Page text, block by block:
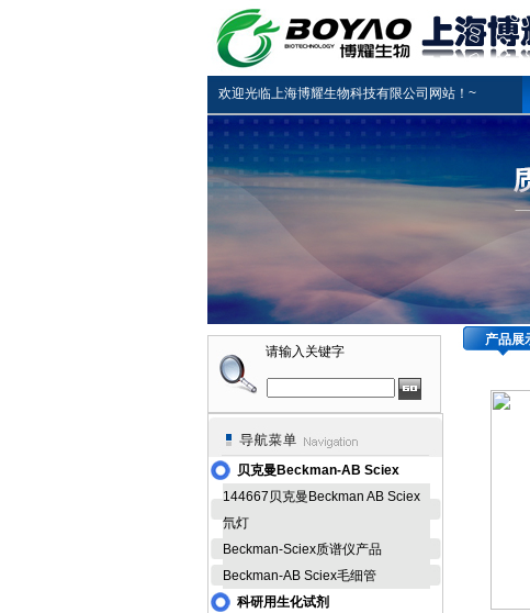
欢迎光临上海博耀生物科技有限公司网站！~
请输入关键字
贝克曼Beckman-AB Sciex
144667贝克曼Beckman AB Sciex
氘灯
Beckman-Sciex质谱仪产品
Beckman-AB Sciex毛细管
科研用生化试剂
产品展